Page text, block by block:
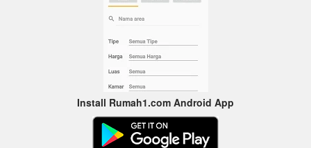
Install Rumah1.com Android App